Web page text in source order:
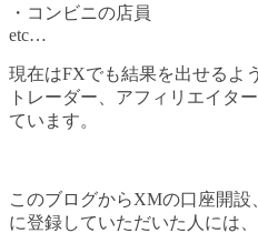
・コンビニの店員
etc…
現在はFXでも結果を出せるよ
トレーダー、アフィリエイタ
ています。
このブログからXMの口座開
に登録していただいた人には